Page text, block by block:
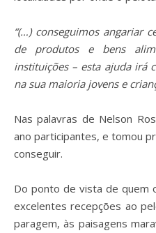
“(…) conseguimos angariar
de produtos e bens
instituições – esta ajuda irá
na sua maioria jovens e
Nas palavras de Nelson
ano participantes, e tomou
conseguir.
Do ponto de vista de quem
excelentes recepções ao
paragem, às paisagens